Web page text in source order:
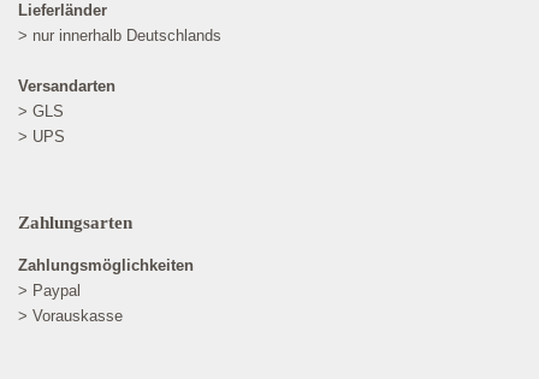
Lieferländer
> nur innerhalb Deutschlands
Versandarten
> GLS
> UPS
Zahlungsarten
Zahlungsmöglichkeiten
> Paypal
> Vorauskasse